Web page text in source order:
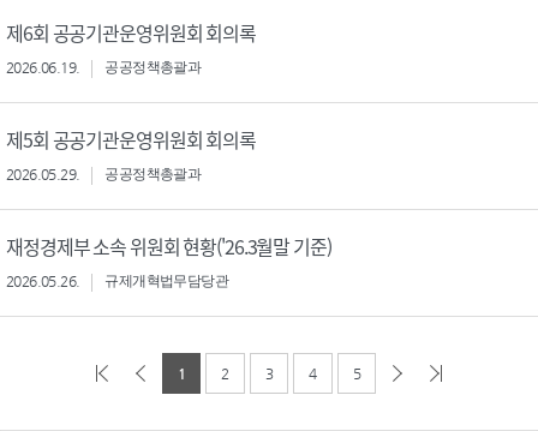
제6회 공공기관운영위원회 회의록
2026.06.19. 공공정책총괄과
제5회 공공기관운영위원회 회의록
2026.05.29. 공공정책총괄과
재정경제부 소속 위원회 현황('26.3월말 기준)
2026.05.26. 규제개혁법무담당관
1 2 3 4 5